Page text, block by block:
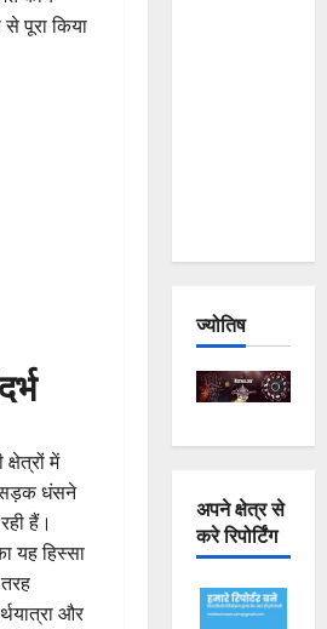
पूरा किया
में
धंसने
हैं।
यह हिस्सा
और
ज्योतिष
अपने क्षेत्र से
करे रिपोर्टिंग